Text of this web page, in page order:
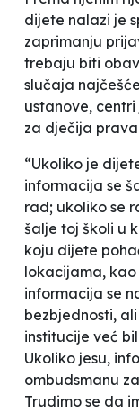
dijete nalazi je
zaprimanju
trebaju biti
slučaja
ustanove,
za dječija
“Ukoliko je
informacija se
rad; ukoliko se
šalje toj školi u
koju dijete
lokacijama, kao
informacija se
bezbjednosti,
institucije već
Ukoliko jesu,
ombudsmanu
Trudimo se da